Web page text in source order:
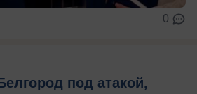
0
под атакой,